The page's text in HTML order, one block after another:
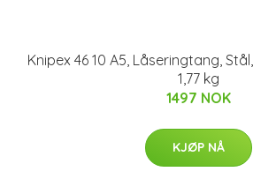
Knipex 46 10 A5, Låseringtang,
1,77 kg
1497 NOK
KJØP NÅ